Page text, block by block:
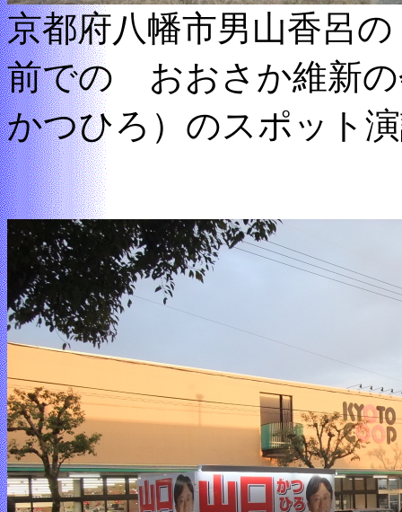
京都府八幡市男山香呂
前での おおさか維新
かつひろ）のスポット